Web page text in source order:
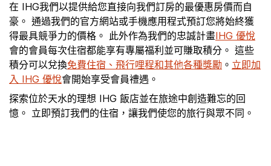
在 IHG我們以提供給您直接向我們訂房的最優惠房價而自
豪。 通過我們的官方網站或手機應用程式預訂您將始終獲
得最具競爭力的價格。 此外作為我們的忠誠計畫IHG 優悅
會的會員每次住宿都能享有專屬福利並可賺取積分。 這些
積分可以兌換免費住宿、飛行哩程和其他各種獎勵 。 立即加
入 IHG 優悅會開始享受會員禮遇。
探索位於天水的理想 IHG 飯店並在旅途中創造難忘的回
憶。 立即預訂我們的住宿，讓我們使您的旅行與眾不同。